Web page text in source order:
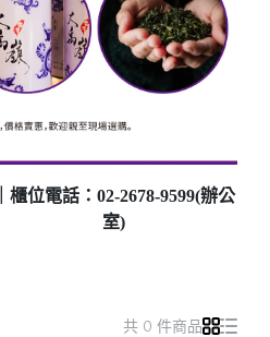
｜櫃位電話：02-2678-9599(辦公
室)
共 0 件商品